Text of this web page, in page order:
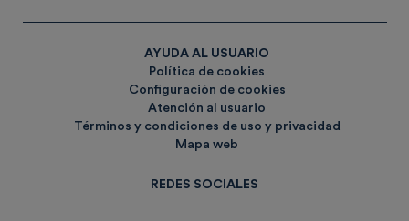
AYUDA AL USUARIO
Política de cookies
Configuración de cookies
Atención al usuario
Términos y condiciones de uso y privacidad
Mapa web
REDES SOCIALES